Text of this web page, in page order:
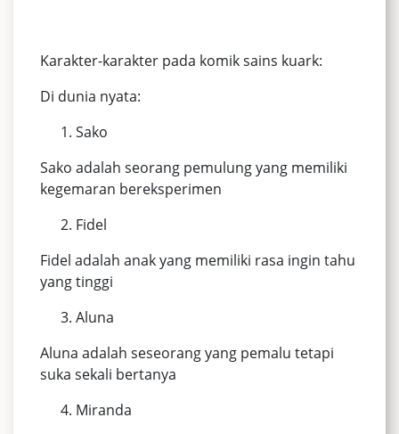
Karakter-karakter pada komik sains kuark:
Di dunia nyata:
Sako
Sako adalah seorang pemulung yang memiliki
kegemaran bereksperimen
Fidel
Fidel adalah anak yang memiliki rasa ingin tahu
yang tinggi
Aluna
Aluna adalah seseorang yang pemalu tetapi
suka sekali bertanya
Miranda